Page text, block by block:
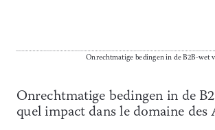
